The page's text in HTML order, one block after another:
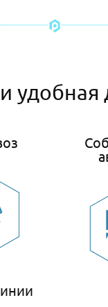
удобная